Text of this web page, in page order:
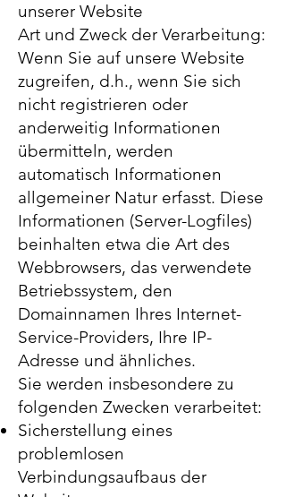
unserer Website
Art und Zweck der Verarbeitung:
Wenn Sie auf unsere Website
zugreifen, d.h., wenn Sie sich
nicht registrieren oder
anderweitig Informationen
übermitteln, werden
automatisch Informationen
allgemeiner Natur erfasst. Diese
Informationen (Server-Logfiles)
beinhalten etwa die Art des
Webbrowsers, das verwendete
Betriebssystem, den
Domainnamen Ihres Internet-
Service-Providers, Ihre IP-
Adresse und ähnliches.
Sie werden insbesondere zu
folgenden Zwecken verarbeitet:
Sicherstellung eines
problemlosen
Verbindungsaufbaus der